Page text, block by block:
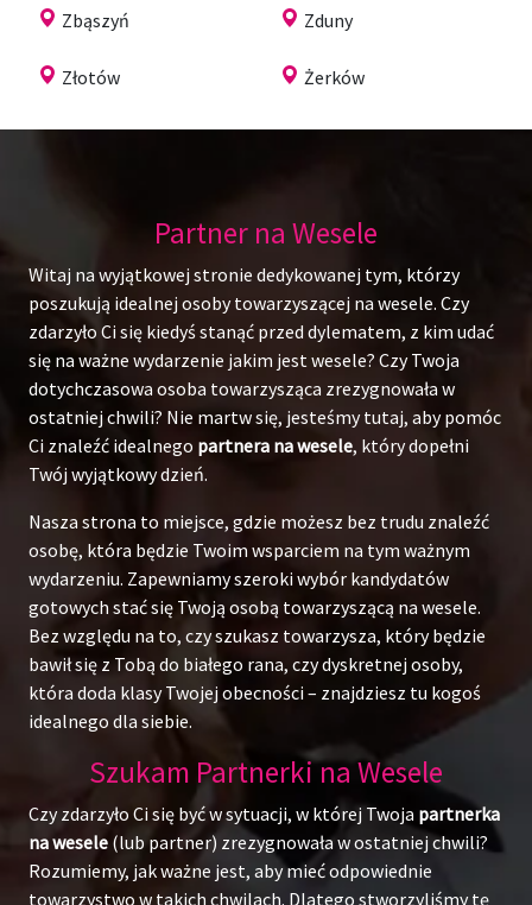
Zbąszyń Zduny
Złotów Żerków
Partner na Wesele
Witaj na wyjątkowej stronie dedykowanej tym, którzy
poszukują idealnej osoby towarzyszącej na wesele. Czy
zdarzyło Ci się kiedyś stanąć przed dylematem, z kim udać
się na ważne wydarzenie jakim jest wesele? Czy Twoja
dotychczasowa osoba towarzysząca zrezygnowała w
ostatniej chwili? Nie martw się, jesteśmy tutaj, aby pomóc
Ci znaleźć idealnego partnera na wesele, który dopełni
Twój wyjątkowy dzień.
Nasza strona to miejsce, gdzie możesz bez trudu znaleźć
osobę, która będzie Twoim wsparciem na tym ważnym
wydarzeniu. Zapewniamy szeroki wybór kandydatów
gotowych stać się Twoją osobą towarzyszącą na wesele.
Bez względu na to, czy szukasz towarzysza, który będzie
bawił się z Tobą do białego rana, czy dyskretnej osoby,
która doda klasy Twojej obecności – znajdziesz tu kogoś
idealnego dla siebie.
Szukam Partnerki na Wesele
Czy zdarzyło Ci się być w sytuacji, w której Twoja partnerka
na wesele (lub partner) zrezygnowała w ostatniej chwili?
Rozumiemy, jak ważne jest, aby mieć odpowiednie
towarzystwo w takich chwilach. Dlatego stworzyliśmy tę